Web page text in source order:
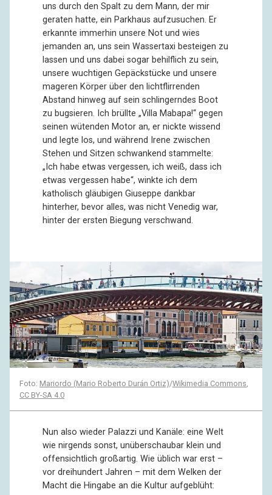
uns durch den Spalt zu dem Mann, der mir
geraten hatte, ein Parkhaus aufzusuchen. Er
erkannte immerhin unsere Not und wies
jemanden an, uns sein Wassertaxi besteigen zu
lassen und uns dabei sogar behilflich zu sein,
unsere wuchtigen Gepäckstücke und unsere
mageren Körper über den lichtflirrenden
Abstand hinweg auf sein schlingerndes Boot
zu bugsieren. Ich brüllte „Villa Mabapa!“ gegen
seinen wütenden Motor an, er nickte wissend
und legte los, und während Irene zwischen
Stehen und Sitzen schwankend stammelte:
„Ich habe etwas vergessen, ich weiß, dass ich
etwas vergessen habe“, winkte ich dem
katholisch gläubigen Giuseppe dankbar
hinterher, bevor alles, was nicht Venedig war,
hinter der ersten Biegung verschwand.
Foto: Mariordo (Mario Roberto Durán Ortiz)/Wikimedia Commons
CC BY-SA 4.0
Nun also wieder Palazzi und Kanäle: eine Welt
wie nirgends sonst, unüberschaubar klein und
offensichtlich großartig. Wie üblich war erst –
vor dreihundert Jahren – mit dem Welken der
Macht die Hingabe an die Kultur aufgeblüht: